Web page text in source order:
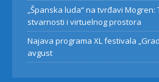
„Španska luda“ na tvrđavi Mogren:
stvarnosti i virtuelnog prostora
Najava programa XL festivala
avgust